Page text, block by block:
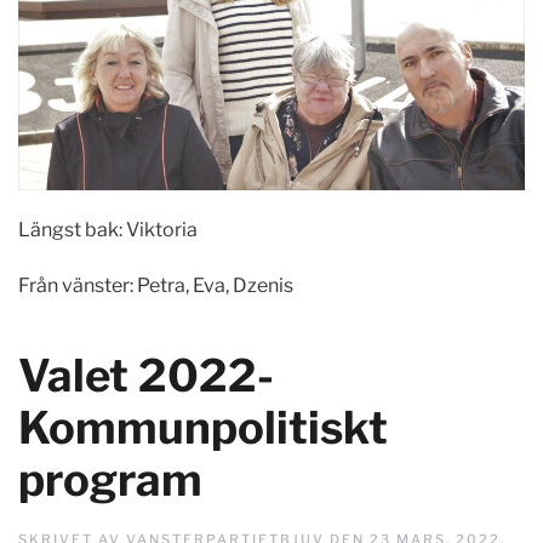
Längst bak: Viktoria
Från vänster: Petra, Eva, Dzenis
Valet 2022-
Kommunpolitiskt
program
SKRIVET AV VANSTERPARTIETBJUV DEN 23 MARS, 2022 .